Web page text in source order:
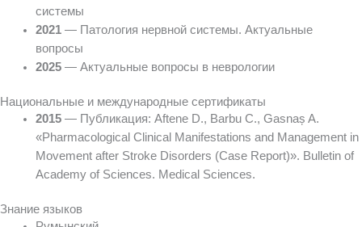
системы
2021— Патология нервной системы. Актуальные
вопросы
2025— Актуальные вопросы в неврологии
Национальные и международные сертификаты
2015— Публикация: Aftene D., Barbu C., Gasnaș A.
«Pharmacological Clinical Manifestations and Management in
Movement after Stroke Disorders (Case Report)». Bulletin of
Academy of Sciences. Medical Sciences.
Знание языков